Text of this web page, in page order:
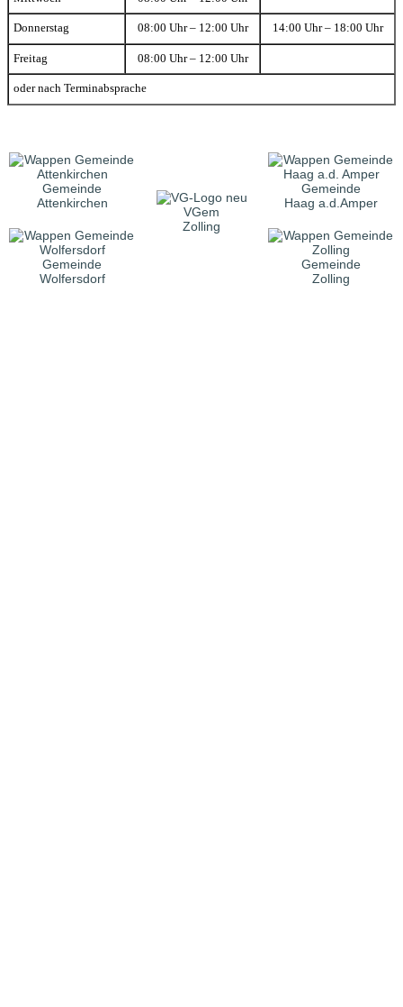
Donnerstag 08:00 Uhr – 12:00 Uhr 14:00 Uhr – 18:00 Uhr
Freitag 08:00 Uhr – 12:00 Uhr
oder nach Terminabsprache
Gemeinde
Attenkirchen
VGem
Zolling
Gemeinde
Haag a.d.Amper
Gemeinde
Wolfersdorf
Gemeinde
Zolling